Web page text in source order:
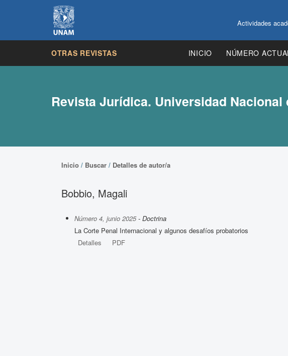
Actividades
OTRAS REVISTAS INICIO NÚMERO
Revista Jurídica. Universidad Nacional
Inicio / Buscar / Detalles de autor/a
Bobbio, Magali
Número 4, junio 2025- Doctrina
La Corte Penal Internacional y algunos desafíos probatorios
Detalles
PDF